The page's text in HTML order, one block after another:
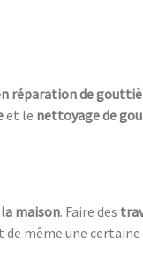
réparation de
et le nettoyage de
maison. Faire des
de même une